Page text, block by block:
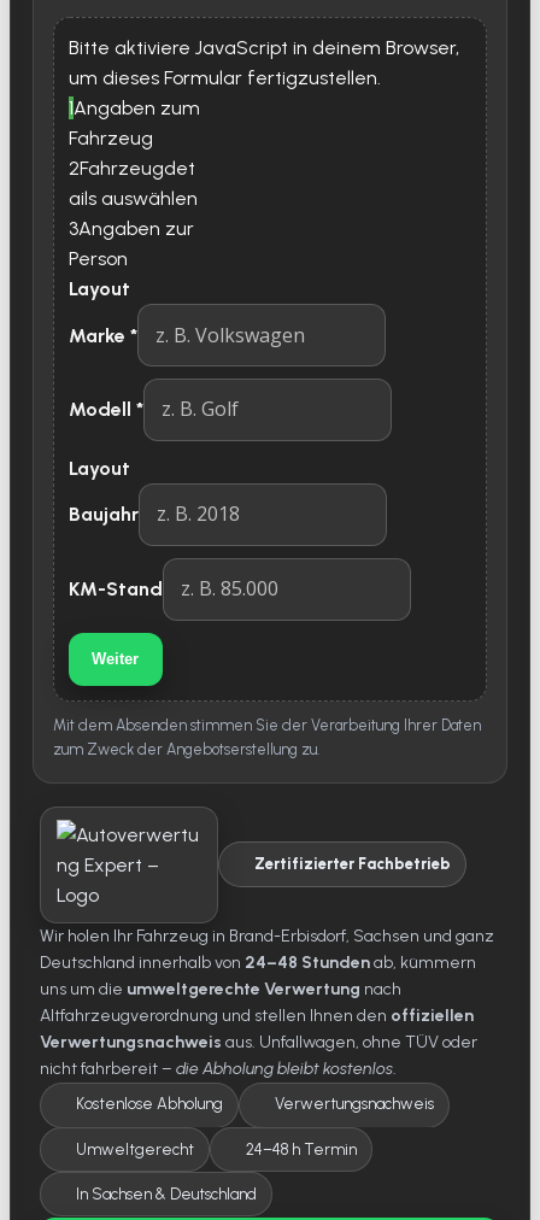
Bitte aktiviere JavaScript in deinem Browser,
um dieses Formular fertigzustellen.
1Angaben zum
Fahrzeug
2Fahrzeugdet
ails auswählen
3Angaben zur
Person
Layout
Marke *
Modell *
Layout
Baujahr
KM-Stand
Weiter
Mit dem Absenden stimmen Sie der Verarbeitung Ihrer Daten
zum Zweck der Angebotserstellung zu.
Zertifizierter Fachbetrieb
Wir holen Ihr Fahrzeug in Brand-Erbisdorf, Sachsen und ganz
Deutschland innerhalb von 24–48 Stundenab, kümmern
uns um die umweltgerechte Verwertung nach
Altfahrzeugverordnung und stellen Ihnen den offiziellen
Verwertungsnachweis aus. Unfallwagen, ohne TÜV oder
nicht fahrbereit – die Abholung bleibt kostenlos.
Kostenlose Abholung Verwertungsnachweis
Umweltgerecht 24–48 h Termin
In Sachsen & Deutschland